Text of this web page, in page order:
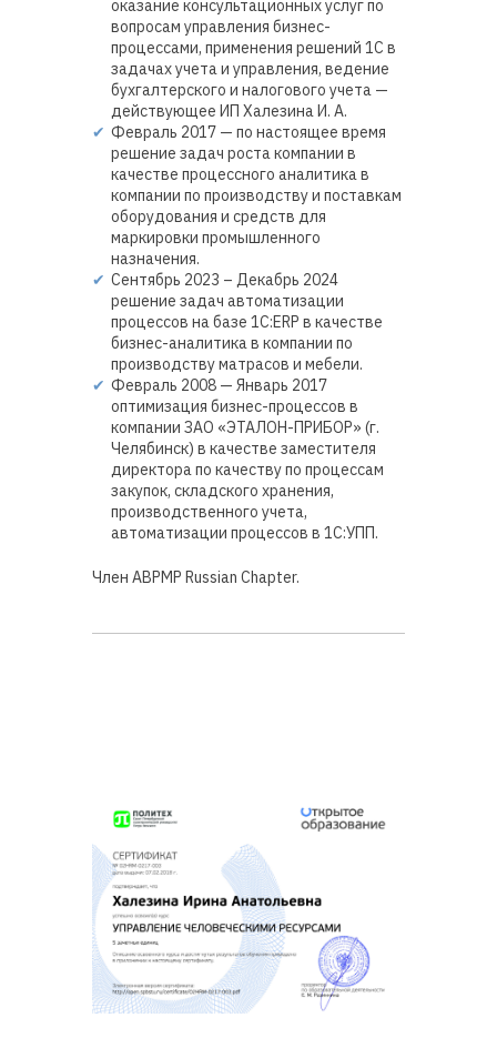
оказание консультационных услуг по
вопросам управления бизнес-
процессами, применения решений 1С в
задачах учета и управления, ведение
бухгалтерского и налогового учета —
действующее ИП Халезина И. А.
Февраль 2017 — по настоящее время
решение задач роста компании в
качестве процессного аналитика в
компании по производству и поставкам
оборудования и средств для
маркировки промышленного
назначения.
Сентябрь 2023 – Декабрь 2024
решение задач автоматизации
процессов на базе 1С:ERP в качестве
бизнес-аналитика в компании по
производству матрасов и мебели.
Февраль 2008 — Январь 2017
оптимизация бизнес-процессов в
компании ЗАО «ЭТАЛОН-ПРИБОР» (г.
Челябинск) в качестве заместителя
директора по качеству по процессам
закупок, складского хранения,
производственного учета,
автоматизации процессов в 1С:УПП.
Член ABPMP Russian Chapter.